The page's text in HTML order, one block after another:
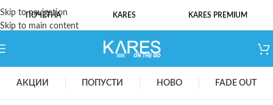
Skip to navigation
Skip to main content
ПОЧЕТНА KARES KARES PREMIUM
АКЦИИ ПОПУСТИ НОВО FADE OUT